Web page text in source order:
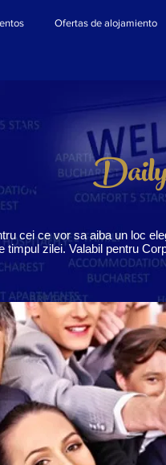
Ofertas de alojamiento
cei ce vor sa aiba un loc
timpul zilei. Valabil pentru